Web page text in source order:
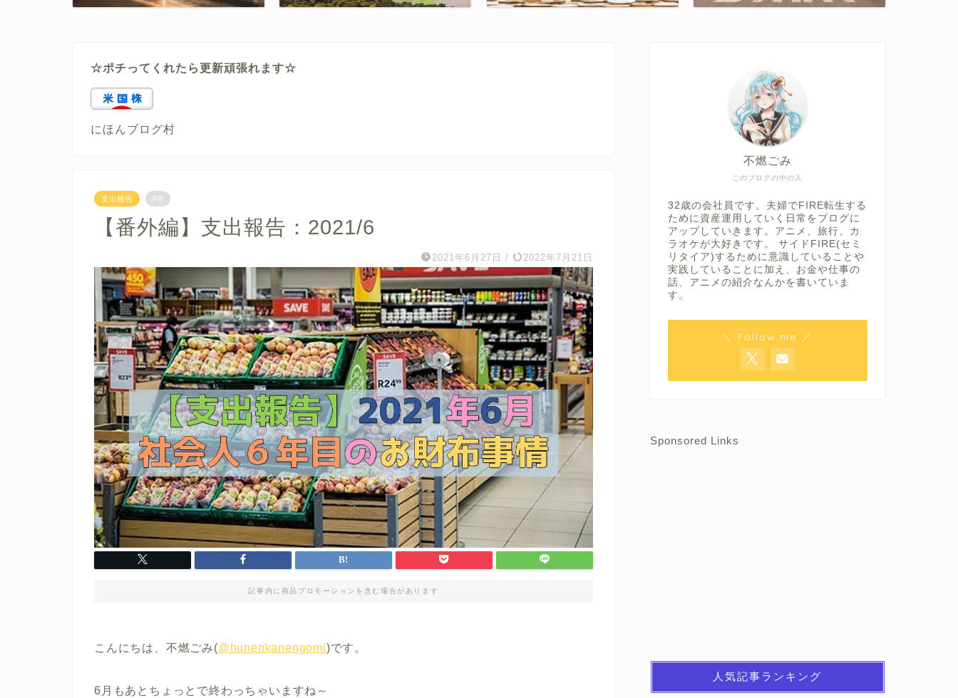
☆ポチってくれたら更新頑張れます☆
にほんブログ村
支出報告 PR
【番外編】支出報告：2021/6
2021年6月27日 / 2022年7月21日
記事内に商品プロモーションを含む場合があります
こんにちは、不燃ごみ(@hunenkanengomi)です。
6月もあとちょっとで終わっちゃいますね～
このブログの中の人
不燃ごみ
32歳の会社員です。夫婦でFIRE転生する
ために資産運用していく日常をブログに
アップしていきます。アニメ、旅行、カ
ラオケが大好きです。 サイドFIRE(セミ
リタイア)するために意識していることや
実践していることに加え、お金や仕事の
話、アニメの紹介なんかを書いていま
す。
＼ Follow me ／
Sponsored Links
人気記事ランキング